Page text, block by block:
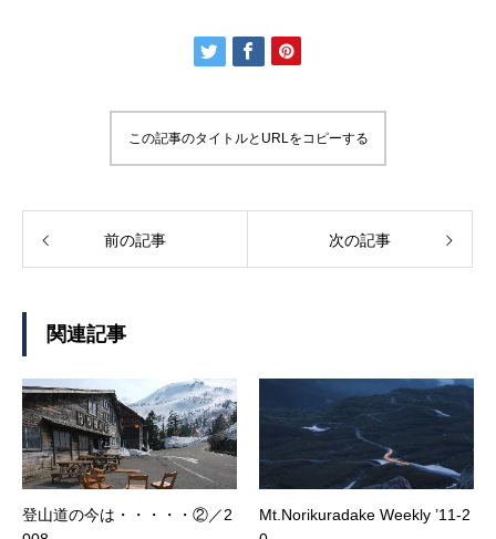
この記事のタイトルとURLをコピーする
前の記事 次の記事
関連記事
登山道の今は・・・・・②／2
Mt.Norikuradake Weekly ’11-2